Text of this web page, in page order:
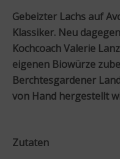
Gebeizter Lachs auf
Klassiker. Neu
Kochcoach Valerie
eigenen Biowürze
Berchtesgardener
von Hand hergestellt
Zutaten